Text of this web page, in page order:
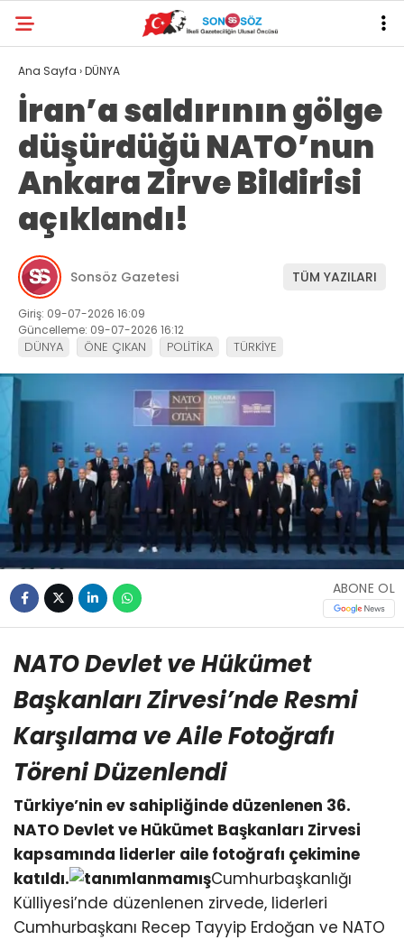
Ana Sayfa ›DÜNYA
İran’a saldırının gölge
düşürdüğü NATO’nun
Ankara Zirve Bildirisi
açıklandı!
Sonsöz Gazetesi TÜM YAZILARI
Giriş: 09-07-2026 16:09
Güncelleme: 09-07-2026 16:12
DÜNYA ÖNE ÇIKAN POLİTİKA TÜRKİYE
ABONE OL
NATO Devlet ve Hükümet
Başkanları Zirvesi’nde Resmi
Karşılama ve Aile Fotoğrafı
Töreni Düzenlendi
Türkiye’nin ev sahipliğinde düzenlenen 36.
NATO Devlet ve Hükümet Başkanları Zirvesi
kapsamında liderler aile fotoğrafı çekimine
katıldı.
Cumhurbaşkanlığı
Külliyesi’nde düzenlenen zirvede, liderleri
Cumhurbaşkanı Recep Tayyip Erdoğan ve NATO